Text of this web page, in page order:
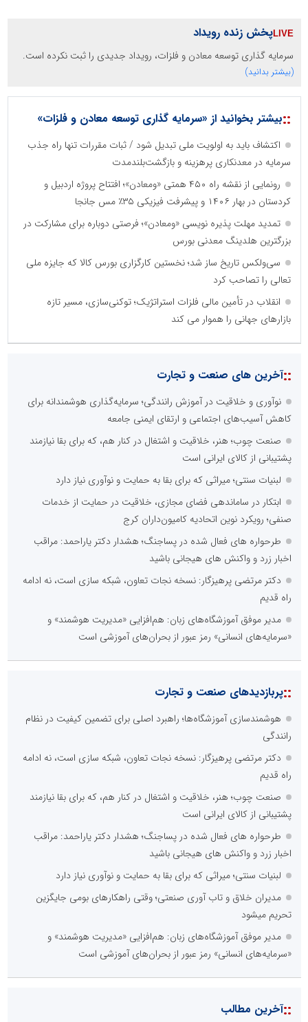
پخش زنده رویداد
سرمایه گذاری توسعه معادن و فلزات، رویداد جدیدی را ثبت نکرده است.
(بیشتر بدانید)
::بیشتر بخوانید از «سرمایه گذاری توسعه معادن و فلزات»
اکتشاف باید به اولویت ملی تبدیل شود / ثبات مقررات تنها راه جذب
سرمایه در معدنکاری پرهزینه و بازگشت‌بلندمدت
رونمایی از نقشه راه ۴۵۰ همتی «ومعادن»؛ افتتاح پروژه اردبیل و
کردستان در بهار ۱۴۰۶ و پیشرفت فیزیکی ۳۵٪ مس جانجا
تمدید مهلت پذیره نویسی «ومعادن»؛ فرصتی دوباره برای مشارکت در
بزرگترین هلدینگ معدنی بورس
سی‌ولکس تاریخ ساز شد؛ نخستین کارگزاری بورس کالا که جایزه ملی
تعالی را تصاحب کرد
انقلاب در تأمین مالی فلزات استراتژیک؛ توکنی‌سازی، مسیر تازه
بازارهای جهانی را هموار می کند
::آخرین های صنعت و تجارت
نوآوری و خلاقیت در آموزش رانندگی؛ سرمایه‌گذاری هوشمندانه برای
کاهش آسیب‌های اجتماعی و ارتقای ایمنی جامعه
صنعت چوب؛ هنر، خلاقیت و اشتغال در کنار هم، که برای بقا نیازمند
پشتیبانی از کالای ایرانی است
لبنیات سنتی؛ میراثی که برای بقا به حمایت و نوآوری نیاز دارد
ابتکار در ساماندهی فضای مجازی، خلاقیت در حمایت از خدمات
صنفی؛ رویکرد نوین اتحادیه کامیون‌داران کرج
طرحواره های فعال شده در پساجنگ؛ هشدار دکتر یاراحمد: مراقب
اخبار زرد و واکنش های هیجانی باشید
دکتر مرتضی پرهیزگار: نسخه نجات تعاون، شبکه سازی است، نه ادامه
راه قدیم
مدیر موفق آموزشگاه‌های زبان: هم‌افزایی «مدیریت هوشمند» و
«سرمایه‌های انسانی» رمز عبور از بحران‌های آموزشی است
::پربازدیدهای صنعت و تجارت
هوشمندسازی آموزشگاه‌ها؛ راهبرد اصلی برای تضمین کیفیت در نظام
رانندگی
دکتر مرتضی پرهیزگار: نسخه نجات تعاون، شبکه سازی است، نه ادامه
راه قدیم
صنعت چوب؛ هنر، خلاقیت و اشتغال در کنار هم، که برای بقا نیازمند
پشتیبانی از کالای ایرانی است
طرحواره های فعال شده در پساجنگ؛ هشدار دکتر یاراحمد: مراقب
اخبار زرد و واکنش های هیجانی باشید
لبنیات سنتی؛ میراثی که برای بقا به حمایت و نوآوری نیاز دارد
مدیران خلاق و تاب آوری صنعتی؛ وقتی راهکارهای بومی جایگزین
تحریم میشود
مدیر موفق آموزشگاه‌های زبان: هم‌افزایی «مدیریت هوشمند» و
«سرمایه‌های انسانی» رمز عبور از بحران‌های آموزشی است
::آخرین مطالب